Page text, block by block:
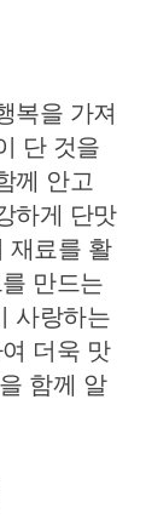
복을 가져
단 것을
께 안고
하게 단맛
재료를 활
만드는
사랑하는
더욱 맛
함께 알